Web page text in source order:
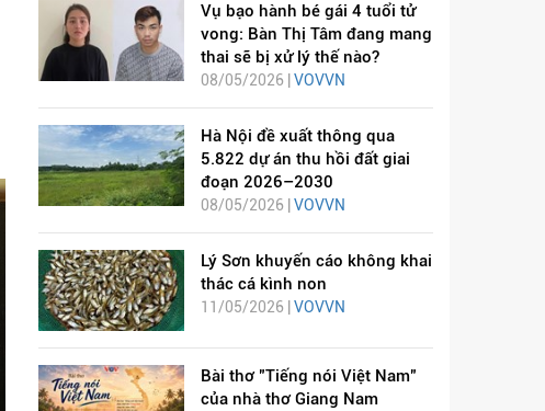
Vụ bạo hành bé gái 4 tuổi tử
vong: Bàn Thị Tâm đang mang
thai sẽ bị xử lý thế nào?
08/05/2026 | VOVVN
Hà Nội đề xuất thông qua
5.822 dự án thu hồi đất giai
đoạn 2026–2030
08/05/2026 | VOVVN
Lý Sơn khuyến cáo không khai
thác cá kình non
11/05/2026 | VOVVN
Bài thơ "Tiếng nói Việt Nam"
của nhà thơ Giang Nam